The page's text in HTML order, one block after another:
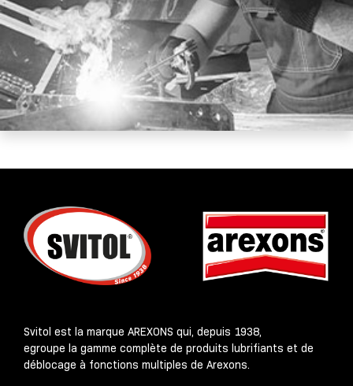
Svitol est la marque AREXONS qui, depuis 1938,
egroupe la gamme complète de produits lubrifiants et de
déblocage à fonctions multiples de Arexons.